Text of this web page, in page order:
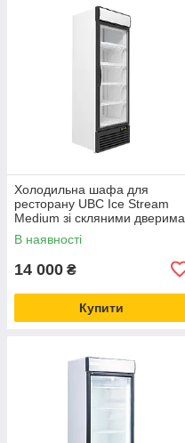
Холодильна шафа для
ресторану UBC Ice Stream
Medium зі скляними дверима
(468 л) холодильне
обладнання
В наявності
14 000 ₴
Купити